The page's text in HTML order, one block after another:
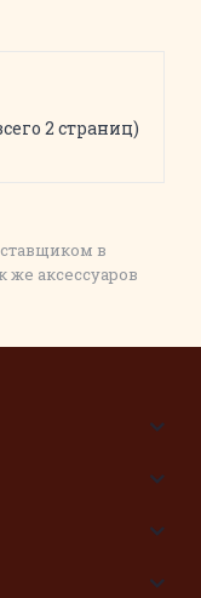
2 страниц)
в
аксессуаров